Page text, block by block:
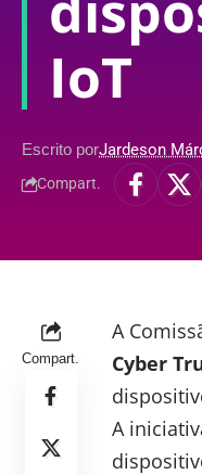
IoT
Escrito porJardeson
Compart.
Compart.
A
Cyber
A